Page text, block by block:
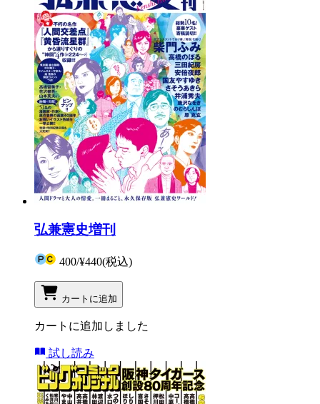
弘兼憲史増刊
400/¥440(税込)
カートに追加
カートに追加しました
試し読み